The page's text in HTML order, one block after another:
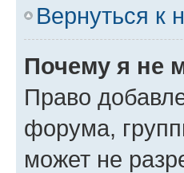
Вернуться к
Почему я не
Право
форума,
может не